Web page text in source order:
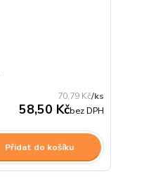
70,79 Kč/ks
58,50 Kčbez DPH
Přidat do košíku